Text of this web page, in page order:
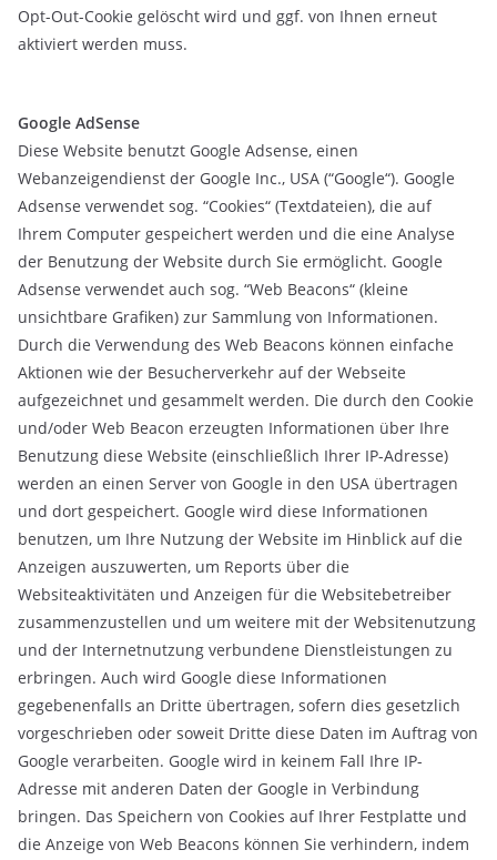
Opt-Out-Cookie gelöscht wird und ggf. von Ihnen erneut
aktiviert werden muss.
Google AdSense
Diese Website benutzt Google Adsense, einen
Webanzeigendienst der Google Inc., USA (“Google“). Google
Adsense verwendet sog. “Cookies“ (Textdateien), die auf
Ihrem Computer gespeichert werden und die eine Analyse
der Benutzung der Website durch Sie ermöglicht. Google
Adsense verwendet auch sog. “Web Beacons“ (kleine
unsichtbare Grafiken) zur Sammlung von Informationen.
Durch die Verwendung des Web Beacons können einfache
Aktionen wie der Besucherverkehr auf der Webseite
aufgezeichnet und gesammelt werden. Die durch den Cookie
und/oder Web Beacon erzeugten Informationen über Ihre
Benutzung diese Website (einschließlich Ihrer IP-Adresse)
werden an einen Server von Google in den USA übertragen
und dort gespeichert. Google wird diese Informationen
benutzen, um Ihre Nutzung der Website im Hinblick auf die
Anzeigen auszuwerten, um Reports über die
Websiteaktivitäten und Anzeigen für die Websitebetreiber
zusammenzustellen und um weitere mit der Websitenutzung
und der Internetnutzung verbundene Dienstleistungen zu
erbringen. Auch wird Google diese Informationen
gegebenenfalls an Dritte übertragen, sofern dies gesetzlich
vorgeschrieben oder soweit Dritte diese Daten im Auftrag von
Google verarbeiten. Google wird in keinem Fall Ihre IP-
Adresse mit anderen Daten der Google in Verbindung
bringen. Das Speichern von Cookies auf Ihrer Festplatte und
die Anzeige von Web Beacons können Sie verhindern, indem